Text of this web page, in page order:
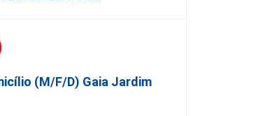
(m/f/d) Gaia Jardim